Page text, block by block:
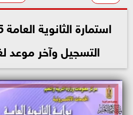
التسجيل وآخر موعد